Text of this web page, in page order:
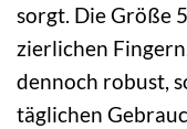
sorgt. Die Größe
zierlichen
dennoch robust,
täglichen